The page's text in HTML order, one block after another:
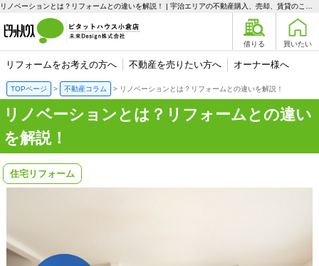
借りる 買いたい
リフォームをお考えの方へ 不動産を売りたい方へ オーナー様へ
TOPページ 不動産コラム リノベーションとは？リフォームとの違いを解説！
リノベーションとは？リフォームとの違い
を解説！
住宅リフォーム